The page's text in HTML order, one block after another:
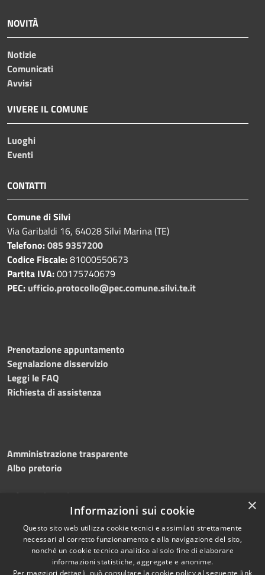
NOVITÀ
Notizie
Comunicati
Avvisi
VIVERE IL COMUNE
Luoghi
Eventi
CONTATTI
Comune di Silvi
Via Garibaldi 16, 64028 Silvi Marina (TE)
Telefono:085 9357200
Codice Fiscale:81000550673
Partita IVA:00175740679
PEC: ufficio.protocollo@pec.comune.silvi.te.it
Prenotazione appuntamento
Segnalazione disservizio
Leggi le FAQ
Richiesta di assistenza
Amministrazione trasparente
Albo pretorio
Informativa privacy
Dichiarazione di accessibilità
×
Informazioni sui cookie
Questo sito web utilizza cookie tecnici e assimilati strettamente
necessari al corretto funzionamento e alla navigazione del sito,
nonché un cookie tecnico analitico al solo fine di elaborare
informazioni statistiche, aggregate e anonime.
Per maggiori dettagli, può consultare la cookie policy al seguente link